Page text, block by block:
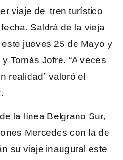
viaje del tren turístico
Saldrá de la vieja
jueves 25 de Mayo y
Tomás Jofré. “A veces
realidad” valoró el
la línea Belgrano Sur,
Mercedes con la de
su viaje inaugural este